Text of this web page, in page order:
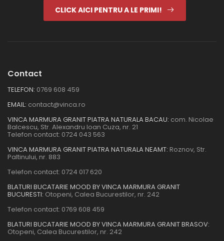
CLICK AICI PENTRU A LE PRIMI!
Contact
TELEFON: 0769 608 459
EMAIL: contact@vinca.ro
VINCA MARMURA GRANIT PIATRA NATURALA BACAU: com. Nicolae
Balcescu, Str. Alexandru Ioan Cuza, nr. 21
Telefon contact: 0724 043 563
VINCA MARMURA GRANIT PIATRA NATURALA NEAMT: Roznov, Str.
Paltinului, nr. 883
Telefon contact: 0724 017 620
BLATURI BUCATARIE MOOD BY VINCA MARMURA GRANIT
BUCURESTI: Otopeni, Calea Bucurestilor, nr. 242
Telefon contact: 0769 608 459
BLATURI BUCATARIE MOOD BY VINCA MARMURA GRANIT BRASOV:
Otopeni, Calea Bucurestilor, nr. 242